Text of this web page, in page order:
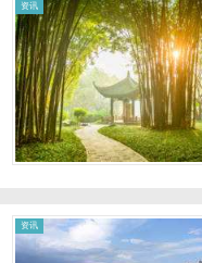
资讯
资讯